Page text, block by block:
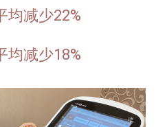
均减少22%
均减少18%